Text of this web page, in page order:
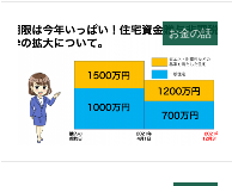
お金の話